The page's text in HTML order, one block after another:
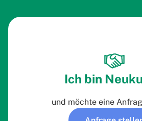
Ich bin
und möchte eine